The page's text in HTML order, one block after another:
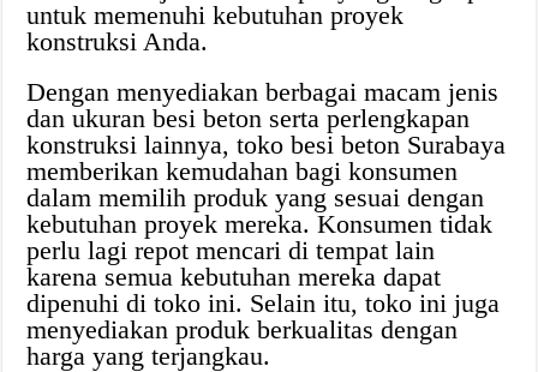
untuk memenuhi kebutuhan proyek
konstruksi Anda.
Dengan menyediakan berbagai macam jenis
dan ukuran besi beton serta perlengkapan
konstruksi lainnya, toko besi beton Surabaya
memberikan kemudahan bagi konsumen
dalam memilih produk yang sesuai dengan
kebutuhan proyek mereka. Konsumen tidak
perlu lagi repot mencari di tempat lain
karena semua kebutuhan mereka dapat
dipenuhi di toko ini. Selain itu, toko ini juga
menyediakan produk berkualitas dengan
harga yang terjangkau.